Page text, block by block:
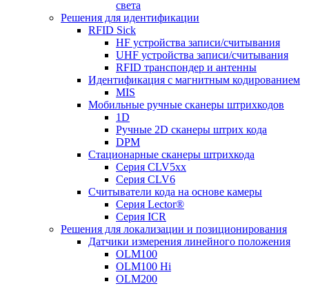
света
Решения для идентификации
RFID Sick
HF устройства записи/считывания
UHF устройства записи/считывания
RFID транспондер и антенны
Идентификация с магнитным кодированием
MIS
Мобильные ручные сканеры штрихкодов
1D
Ручные 2D сканеры штрих кода
DPM
Стационарные сканеры штрихкода
Серия CLV5xx
Серия CLV6
Считыватели кода на основе камеры
Серия Lector®
Серия ICR
Решения для локализации и позиционирования
Датчики измерения линейного положения
OLM100
OLM100 Hi
OLM200